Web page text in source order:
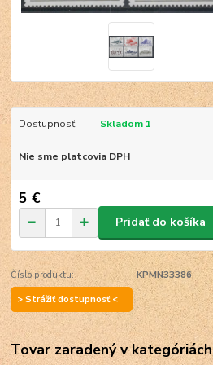
Dostupnosť Skladom 1
Nie sme platcovia DPH
5 €
Pridať do košíka
Číslo produktu:
KPMN33386
> Strážiť dostupnosť <
Tovar zaradený v kategóriách